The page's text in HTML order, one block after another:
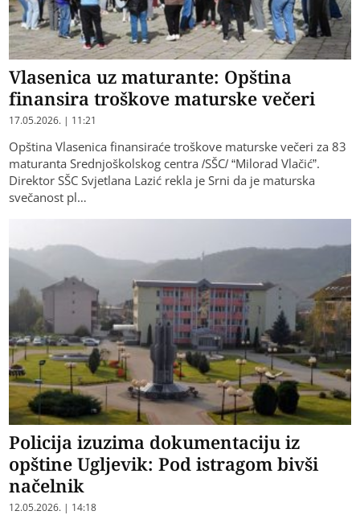
Vlasenica uz maturante: Opština
finansira troškove maturske večeri
17.05.2026. | 11:21
Opština Vlasenica finansiraće troškove maturske večeri za 83
maturanta Srednjoškolskog centra /SŠC/ “Milorad Vlačić”.
Direktor SŠC Svjetlana Lazić rekla je Srni da je maturska
svečanost pl…
Policija izuzima dokumentaciju iz
opštine Ugljevik: Pod istragom bivši
načelnik
12.05.2026. | 14:18